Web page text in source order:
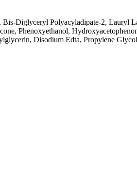
Diglyceryl Polyacyladipate-2, Lauryl
Phenoxyethanol,
Disodium Edta, Propylene